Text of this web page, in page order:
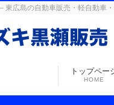
東広島の自動車販売・軽自動車
トップペー
HOME